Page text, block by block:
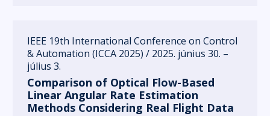
IEEE 19th International Conference on Control
& Automation (ICCA 2025) / 2025. június 30. –
július 3.
Comparison of Optical Flow-Based
Linear Angular Rate Estimation
Methods Considering Real Flight Data